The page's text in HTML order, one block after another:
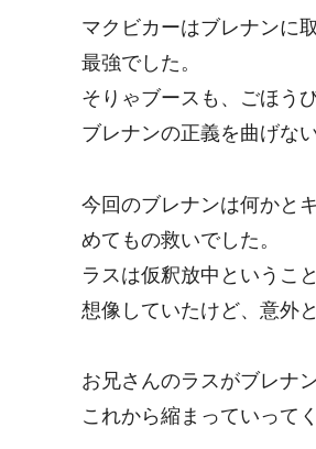
マクビカーはブレナンに
最強でした。
そりゃブースも、ごほう
ブレナンの正義を曲げな
今回のブレナンは何かと
めてもの救いでした。
ラスは仮釈放中というこ
想像していたけど、意外
お兄さんのラスがブレナ
これから縮まっていって